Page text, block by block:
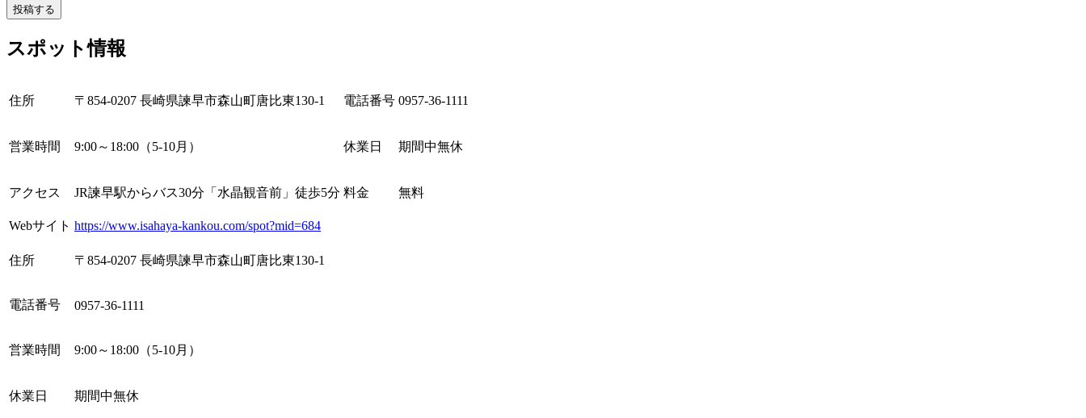
投稿する
スポット情報
住所 〒854-0207 長崎県諫早市森山町唐比東130-1 電話番号 0957-36-1111
営業時間 9:00～18:00（5-10月） 休業日 期間中無休
アクセス JR諫早駅からバス30分「水晶観音前」徒歩5分 料金 無料
Webサイト https://www.isahaya-kankou.com/spot?mid=684
住所 〒854-0207 長崎県諫早市森山町唐比東130-1
電話番号 0957-36-1111
営業時間 9:00～18:00（5-10月）
休業日 期間中無休